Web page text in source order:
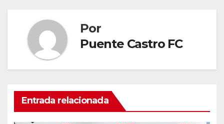
Por
Puente Castro FC
Entrada relacionada